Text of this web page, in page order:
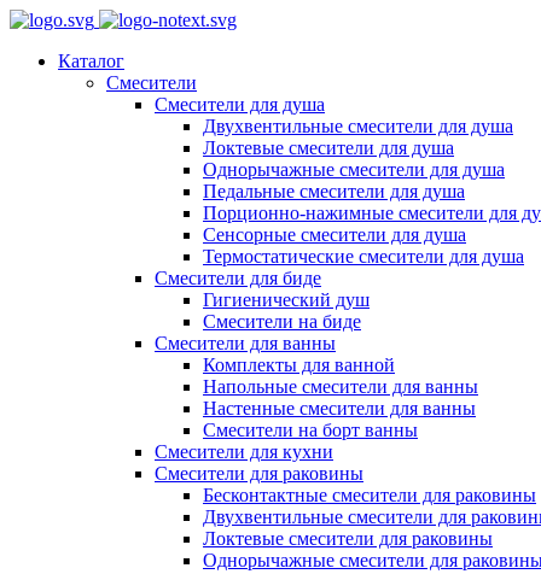
Каталог
Смесители
Смесители для душа
Двухвентильные смесители для душа
Локтевые смесители для душа
Однорычажные смесители для душа
Педальные смесители для душа
Порционно-нажимные смесители для
Сенсорные смесители для душа
Термостатические смесители для душа
Смесители для биде
Гигиенический душ
Смесители на биде
Смесители для ванны
Комплекты для ванной
Напольные смесители для ванны
Настенные смесители для ванны
Смесители на борт ванны
Смесители для кухни
Смесители для раковины
Бесконтактные смесители для раковины
Двухвентильные смесители для
Локтевые смесители для раковины
Однорычажные смесители для